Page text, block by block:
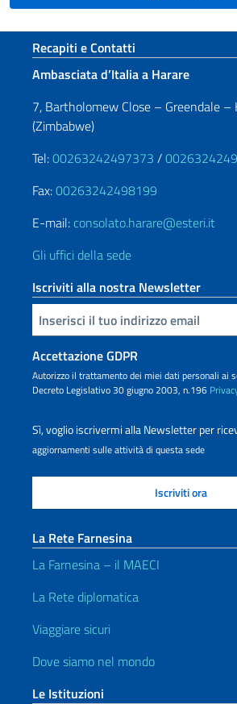
Sezione footer
Recapiti e Contatti
Ambasciata d’Italia a Harare
7, Bartholomew Close – Greendale –
(Zimbabwe)
Tel:00263242497373 /
Fax:00263242498199
E-mail: consolato.harare@esteri.it
Gli uffici della sede
Iscriviti alla nostra Newsletter
Inserisci la tua email
Accettazione GDPR
Autorizzo il trattamento dei miei dati personali ai
Decreto Legislativo 30 giugno 2003, n.196
Sì, voglio iscrivermi alla Newsletter per
aggiornamenti sulle attività di questa sede
La Rete Farnesina
La Farnesina – il MAECI
La Rete diplomatica
Viaggiare sicuri
Dove siamo nel mondo
Le Istituzioni